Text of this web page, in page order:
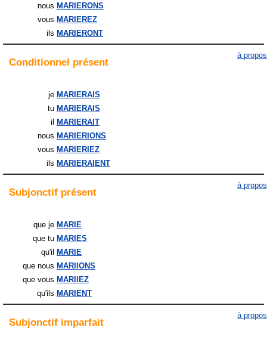
nous MARIERONS
vous MARIEREZ
ils MARIERONT
Conditionnel présent
à propos
je MARIERAIS
tu MARIERAIS
il
MARIERAIT
nous MARIERIONS
vous MARIERIEZ
ils MARIERAIENT
Subjonctif présent
à propos
que je MARIE
que tu MARIES
qu'il
MARIE
que nous MARIIONS
que vous MARIIEZ
qu'ils MARIENT
Subjonctif imparfait
à propos